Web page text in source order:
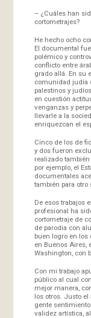
– ¿Cuáles han
cortometrajes?
He hecho ocho
El documental
polémico y
conflicto entre
grado allá. En su
comunidad judía
palestinos y
en cuestión
venganzas y
llevarle a la
enriquezcan el
Cinco de los de
y dos fueron
realizado
por ejemplo, el
documentales
también para otro
De esos trabajos
profesional ha
cortometraje de
de parodia con
buen logro en los
en Buenos Aires,
Washington, con
Con mi trabajo
público al cual
mejor manera,
los otros. Justo
gente
validez artística,